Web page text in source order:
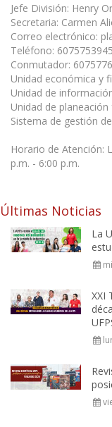
Jefe División: Henry
Secretaria: Carmen
Correo electrónico:
Teléfono: 6075753945
Conmutador:
Unidad económica y
Unidad de
Unidad de planeación
Sistema de gestión
Horario de Atención:
p.m. - 6:00 p.m.
Últimas Noticias
La
XXI